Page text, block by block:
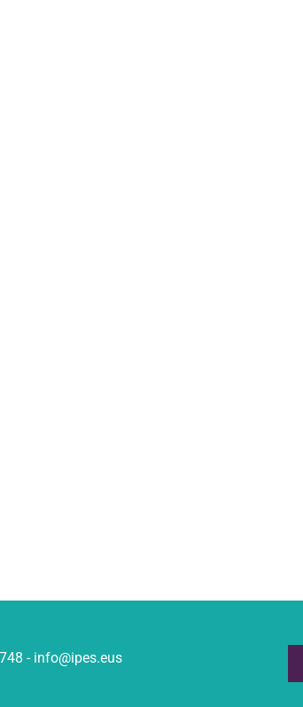
- info@ipes.eus